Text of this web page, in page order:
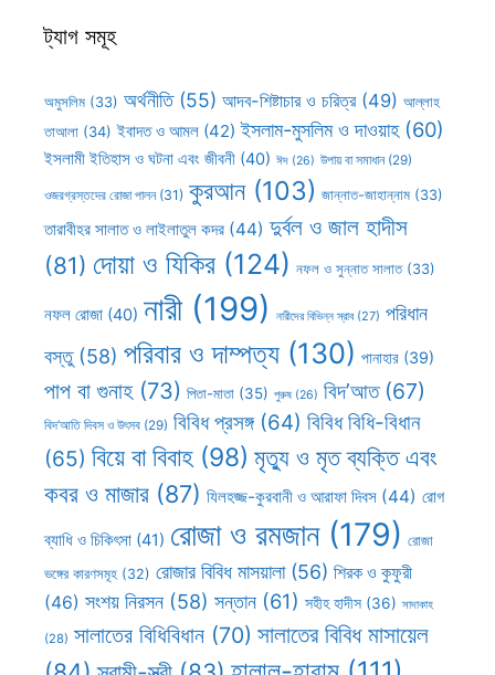
ট্যাগ সমূহ
অমুসলিম (33) অর্থনীতি(55) আদব-শিষ্টাচার ও চরিত্র(49) আল্লাহ
তাআলা (34) ইবাদত ও আমল (42) ইসলাম-মুসলিম ও দাওয়াহ(60)
ইসলামী ইতিহাস ও ঘটনা এবং জীবনী (40) ঈদ (26) উপায় বা সমাধান(29)
ওজরগ্রস্তদের রোজা পালন(31) কুরআন(103) জান্নাত-জাহান্নাম (33)
তারাবীহর সালাত ও লাইলাতুল কদর (44) দুর্বল ও জাল হাদীস
(81) দোয়া ও যিকির (124) নফল ও সুন্নাত সালাত(33)
নফল রোজা (40) নারী(199) নারীদের বিভিন্ন স্রাব(27) পরিধান
বস্তু(58) পরিবার ও দাম্পত্য (130) পানাহার (39)
পাপ বা গুনাহ(73) পিতা-মাতা (35) পুরুষ (26) বিদ’আত(67)
বিদ’আতি দিবস ও উৎসব (29) বিবিধ প্রসঙ্গ(64) বিবিধ বিধি-বিধান
(65) বিয়ে বা বিবাহ (98) মৃত্যু ও মৃত ব্যক্তি এবং
কবর ও মাজার (87) যিলহজ্জ-কুরবানী ও আরাফা দিবস (44) রোগ
ব্যাধি ও চিকিৎসা (41) রোজা ও রমজান(179) রোজা
ভঙ্গের কারণসমূহ (32) রোজার বিবিধ মাসয়ালা(56) শিরক ও কুফুরী
(46) সংশয় নিরসন (58) সন্তান (61) সহীহ হাদীস (36) সাদাকাহ
(28) সালাতের বিধিবিধান (70) সালাতের বিবিধ মাসায়েল